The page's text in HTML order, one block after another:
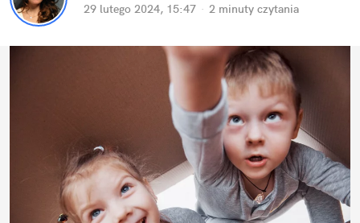
29 lutego 2024, 15:47 · 2 minuty czytania